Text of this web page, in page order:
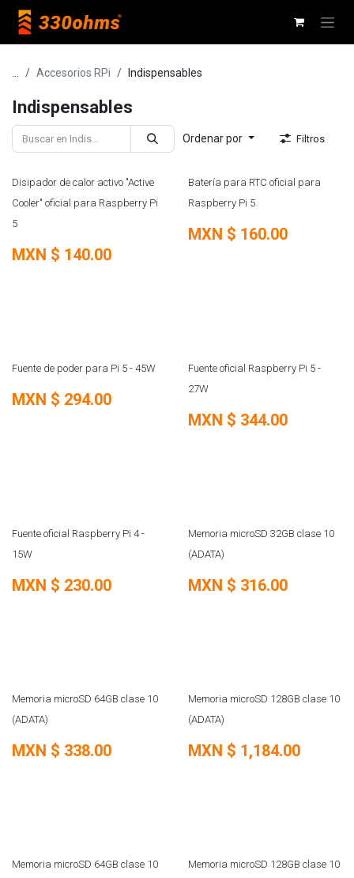
Accesorios RPi Indispensables
Indispensables
Ordenar por Filtros
Disipador de calor activo "Active
Cooler" oficial para Raspberry Pi
5
MXN $ 140.00
Batería para RTC oficial para
Raspberry Pi 5
MXN $ 160.00
Fuente de poder para Pi 5 - 45W
MXN $ 294.00
Fuente oficial Raspberry Pi 5 -
27W
MXN $ 344.00
Fuente oficial Raspberry Pi 4 -
15W
MXN $ 230.00
Memoria microSD 32GB clase 10
(ADATA)
MXN $ 316.00
Memoria microSD 64GB clase 10
(ADATA)
MXN $ 338.00
Memoria microSD 128GB clase 10
(ADATA)
MXN $ 1,184.00
Memoria microSD 64GB clase 10
Memoria microSD 128GB clase 10